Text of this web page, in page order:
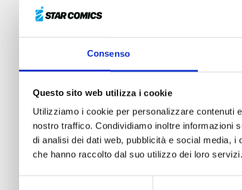
Consenso
Questo sito web utilizza i cookie
Utilizziamo i cookie per personalizzare contenuti
nostro traffico. Condividiamo inoltre informazioni
di analisi dei dati web, pubblicità e social media,
che hanno raccolto dal suo utilizzo dei loro servizi.
€